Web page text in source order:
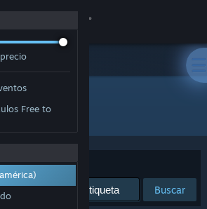
Free to
Games
Buscar